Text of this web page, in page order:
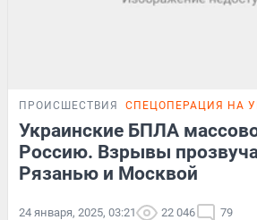
ПРОИСШЕСТВИЯ СПЕЦОПЕРАЦИЯ НА
Украинские БПЛА
Россию. Взрывы
Рязанью и Москвой
24 января, 2025, 03:21 22 046 79